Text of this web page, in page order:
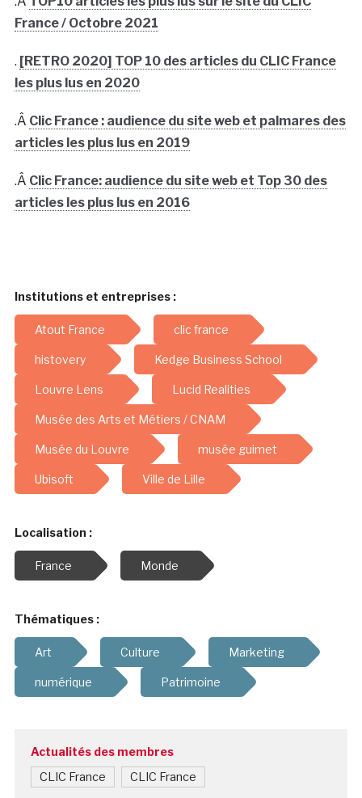
France / Octobre 2021
. [RETRO 2020] TOP 10 des articles du CLIC France
les plus lus en 2020
.Â Clic France : audience du site web et palmares des
articles les plus lus en 2019
.Â Clic France: audience du site web et Top 30 des
articles les plus lus en 2016
Institutions et entreprises :
Atout France clic france
histovery Kedge Business School
Louvre Lens Lucid Realities
Musée des Arts et Métiers / CNAM
Musée du Louvre musée guimet
Ubisoft Ville de Lille
Localisation :
France Monde
Thématiques :
Art Culture Marketing
numérique Patrimoine
Actualités des membres
CLIC France CLIC France